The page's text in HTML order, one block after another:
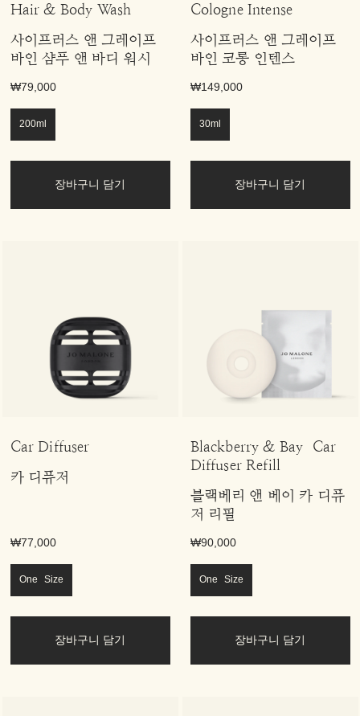
Hair & Body Wash
사이프러스 앤 그레이프
바인 샴푸 앤 바디 워시
₩79,000
200ml
장바구니 담기
Cologne Intense
사이프러스 앤 그레이프
바인 코롱 인텐스
₩149,000
30ml
장바구니 담기
Car Diffuser
카 디퓨저
₩77,000
One Size
장바구니 담기
Blackberry & Bay Car
Diffuser Refill
블랙베리 앤 베이 카 디퓨
저 리필
₩90,000
One Size
장바구니 담기